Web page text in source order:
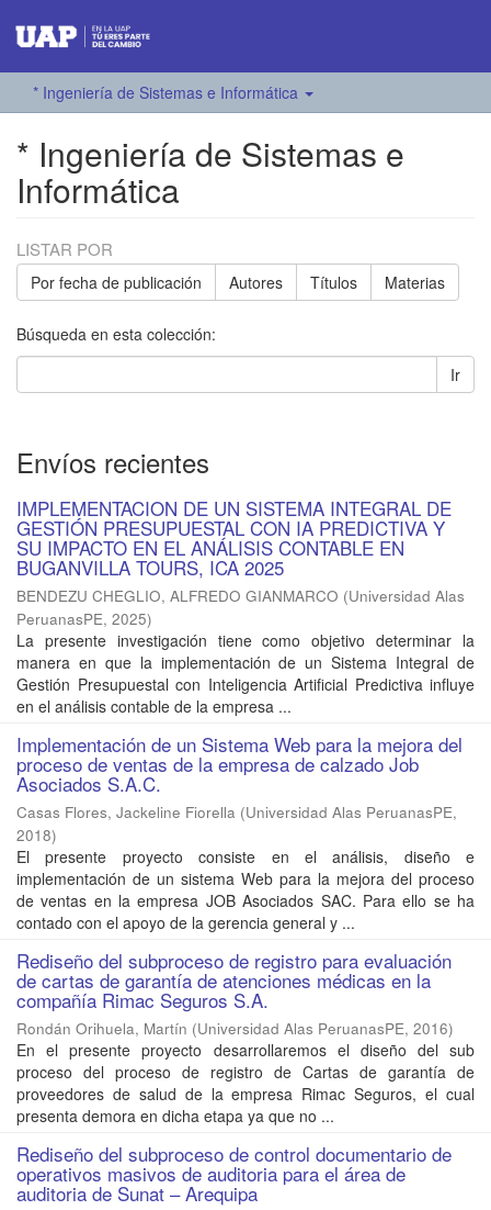
* Ingeniería de Sistemas e Informática
* Ingeniería de Sistemas e
Informática
LISTAR POR
Por fecha de publicación Autores Títulos Materias
Búsqueda en esta colección:
Ir
Envíos recientes
IMPLEMENTACION DE UN SISTEMA INTEGRAL DE
GESTIÓN PRESUPUESTAL CON IA PREDICTIVA Y
SU IMPACTO EN EL ANÁLISIS CONTABLE EN
BUGANVILLA TOURS, ICA 2025
BENDEZU CHEGLIO, ALFREDO GIANMARCO (Universidad Alas
PeruanasPE, 2025)
La presente investigación tiene como objetivo determinar la
manera en que la implementación de un Sistema Integral de
Gestión Presupuestal con Inteligencia Artificial Predictiva influye
en el análisis contable de la empresa ...
Implementación de un Sistema Web para la mejora del
proceso de ventas de la empresa de calzado Job
Asociados S.A.C.
Casas Flores, Jackeline Fiorella (Universidad Alas PeruanasPE,
2018)
El presente proyecto consiste en el análisis, diseño e
implementación de un sistema Web para la mejora del proceso
de ventas en la empresa JOB Asociados SAC. Para ello se ha
contado con el apoyo de la gerencia general y ...
Rediseño del subproceso de registro para evaluación
de cartas de garantía de atenciones médicas en la
compañía Rimac Seguros S.A.
Rondán Orihuela, Martín (Universidad Alas PeruanasPE, 2016)
En el presente proyecto desarrollaremos el diseño del sub
proceso del proceso de registro de Cartas de garantía de
proveedores de salud de la empresa Rimac Seguros, el cual
presenta demora en dicha etapa ya que no ...
Rediseño del subproceso de control documentario de
operativos masivos de auditoria para el área de
auditoria de Sunat – Arequipa